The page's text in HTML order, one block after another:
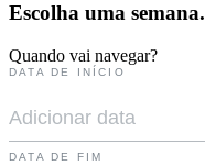
Escolha uma semana.
Quando vai navegar?
DATA DE INÍCIO
DATA DE FIM